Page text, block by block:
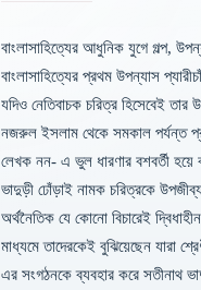
বাংলাসাহিত্যের আধুনিক যুগে গল্প,
বাংলাসাহিত্যের প্রথম উপন্যাস
যদিও নেতিবাচক চরিত্র হিসেবেই তার
নজরুল ইসলাম থেকে সমকাল পর্যন্ত
লেখক নন- এ ভুল ধারণার বশবর্তী হয়ে
ভাদুড়ী ঢোঁড়াই নামক চরিত্রকে
অর্থনৈতিক যে কোনো বিচারেই
মাধ্যমে তাদেরকেই বুঝিয়েছেন যারা
এর সংগঠনকে ব্যবহার করে সতীনাথ